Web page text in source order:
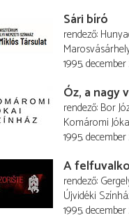
Sári bíró
rendező
1995. december
Óz, a nagy
rendező Bor
Komáromi
1995. december
A
rendező
Újvidéki
1995. december